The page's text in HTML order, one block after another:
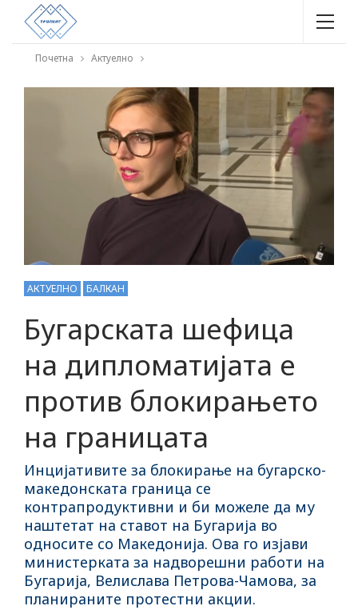
Почетна Актуелно
АКТУЕЛНО БАЛКАН
Бугарската шефица
на дипломатијата е
против блокирањето
на границата
Инцијативите за блокирање на бугарско-
македонската граница се
контрапродуктивни и би можеле да му
наштетат на ставот на Бугарија во
односите со Македонија. Ова го изјави
министерката за надворешни работи на
Бугарија, Велислава Петрова-Чамова, за
планираните протестни акции.